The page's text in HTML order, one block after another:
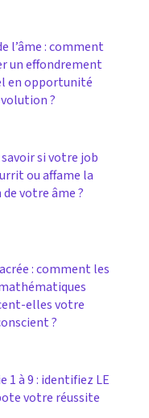
l’âme : comment
un effondrement
en opportunité
?
si votre job
ou affame la
votre âme ?
: comment les
elles votre
?
1 à 9 : identifiez LE
votre réussite